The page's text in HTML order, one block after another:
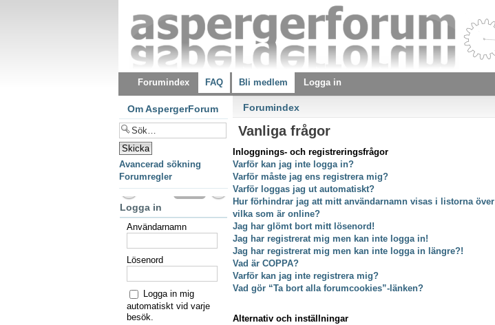
Forumindex FAQ Bli medlem Logga in
Forumindex
Vanliga frågor
Inloggnings- och registreringsfrågor
Varför kan jag inte logga in?
Varför måste jag ens registrera mig?
Varför loggas jag ut automatiskt?
Hur förhindrar jag att mitt användarnamn visas i listorna över
vilka som är online?
Jag har glömt bort mitt lösenord!
Jag har registrerat mig men kan inte logga in!
Jag har registrerat mig men kan inte logga in längre?!
Vad är COPPA?
Varför kan jag inte registrera mig?
Vad gör “Ta bort alla forumcookies”-länken?
Alternativ och inställningar
Om AspergerForum
Avancerad sökning
Forumregler
Logga in
Användarnamn
Lösenord
Logga in mig
automatiskt vid varje
besök.